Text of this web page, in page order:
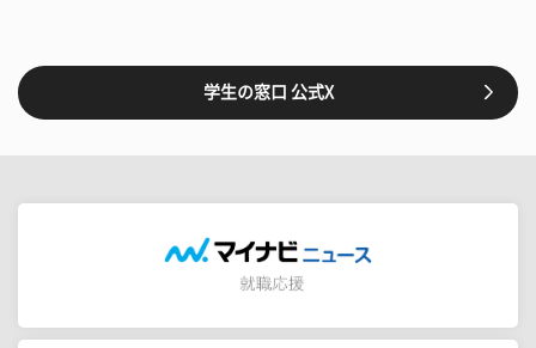
学生の窓口 公式X